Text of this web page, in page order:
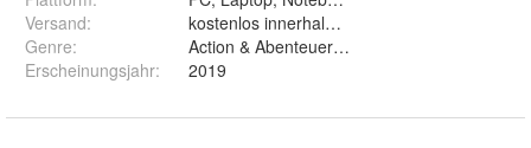
Versand:
kostenlos innerhalb 24h per Hood.de
Genre:
Action & Abenteuer, Rennen, Simulation,
Erscheinungsjahr: 2019